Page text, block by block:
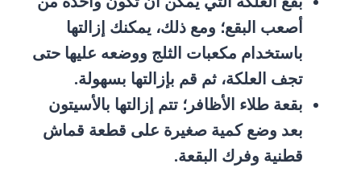
أصعب البقع؛ ومع ذلك، يمكنك إزالتها
باستخدام مكعبات الثلج ووضعه عليها حتى
تجف العلكة، ثم قم بإزالتها بسهولة.
بقعة طلاء الأظافر؛ تتم إزالتها بالأسيتون
بعد وضع كمية صغيرة على قطعة قماش
قطنية وفرك البقعة.